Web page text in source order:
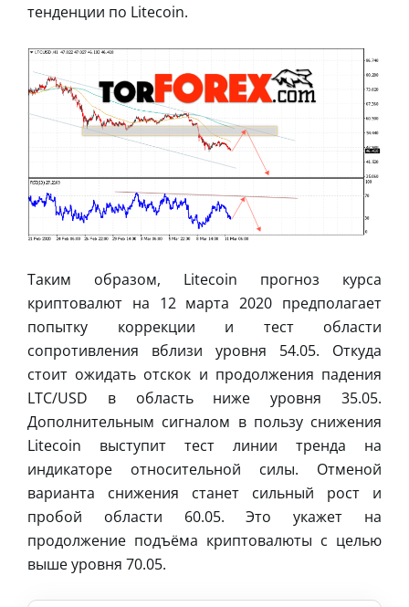
тенденции по Litecoin.
Таким образом, Litecoin прогноз курса
криптовалют на 12 марта 2020 предполагает
попытку коррекции и тест области
сопротивления вблизи уровня 54.05. Откуда
стоит ожидать отскок и продолжения падения
LTC/USD в область ниже уровня 35.05.
Дополнительным сигналом в пользу снижения
Litecoin выступит тест линии тренда на
индикаторе относительной силы. Отменой
варианта снижения станет сильный рост и
пробой области 60.05. Это укажет на
продолжение подъёма криптовалюты с целью
выше уровня 70.05.